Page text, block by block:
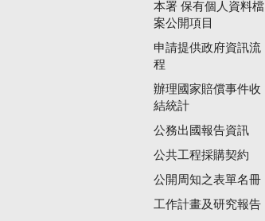
本署 保有個人資料檔
案公開項目
申請提供政府資訊流
程
辦理國家賠償事件收
結統計
公務出國報告資訊
公共工程採購契約
公開周知之表單名冊
工作計畫及研究報告